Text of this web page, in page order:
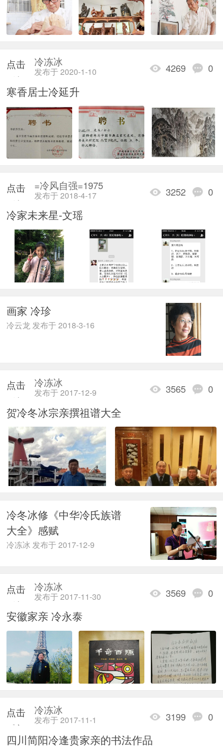
点击
重新
加载
4269 0
冷冻冰
发布于 2020-1-10
寒香居士冷延升
点击
重新
加载
3252 0
=冷风自强=1975
发布于 2018-4-17
冷家未来星-文瑶
画家 冷珍
冷云龙 发布于 2018-3-16
点击
重新
加载
3565 0
冷冻冰
发布于 2017-12-9
贺冷冬冰宗亲撰祖谱大全
冷冬冰修《中华冷氏族谱
大全》感赋
冷冻冰 发布于 2017-12-9
点击
重新
加载
3569 0
冷冻冰
发布于 2017-11-30
安徽家亲 冷永泰
点击
重新
加载
3199 0
冷冻冰
发布于 2017-11-1
四川简阳冷逢贵家亲的书法作品